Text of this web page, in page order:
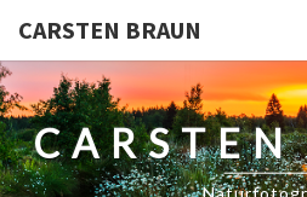
CARSTEN BRAUN